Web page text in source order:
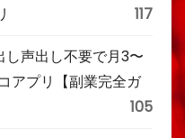
117
し声出し不要で月3〜
アプリ【副業完全ガ
105